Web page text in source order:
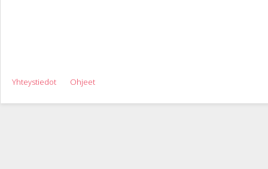
Yhteystiedot Ohjeet